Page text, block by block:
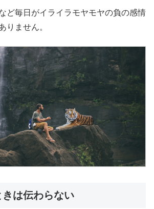
ど毎日がイライラモヤモヤの負の感情
りません。
は伝わらない